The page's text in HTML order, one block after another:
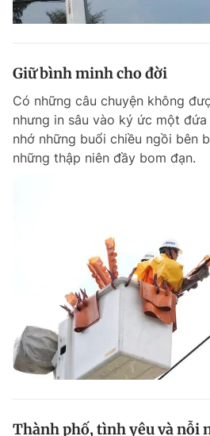
Giữ bình minh cho đời
Có những câu chuyện không
nhưng in sâu vào ký ức một
nhớ những buổi chiều ngồi bên
những thập niên đầy bom đạn.
Thành phố, tình yêu và nỗi